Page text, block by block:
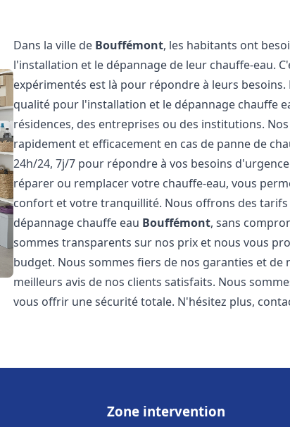
Dans la ville de Bouffémont, les habitants ont
l'installation et le dépannage de leur chauffe-eau.
expérimentés est là pour répondre à leurs
qualité pour l'installation et le dépannage chauffe
résidences, des entreprises ou des institutions.
rapidement et efficacement en cas de panne de
24h/24, 7j/7 pour répondre à vos besoins
réparer ou remplacer votre chauffe-eau, vous
confort et votre tranquillité. Nous offrons des
dépannage chauffe eau Bouffémont, sans
sommes transparents sur nos prix et nous vous
budget. Nous sommes fiers de nos garanties et de
meilleurs avis de nos clients satisfaits. Nous
vous offrir une sécurité totale. N'hésitez plus,
Zone intervention